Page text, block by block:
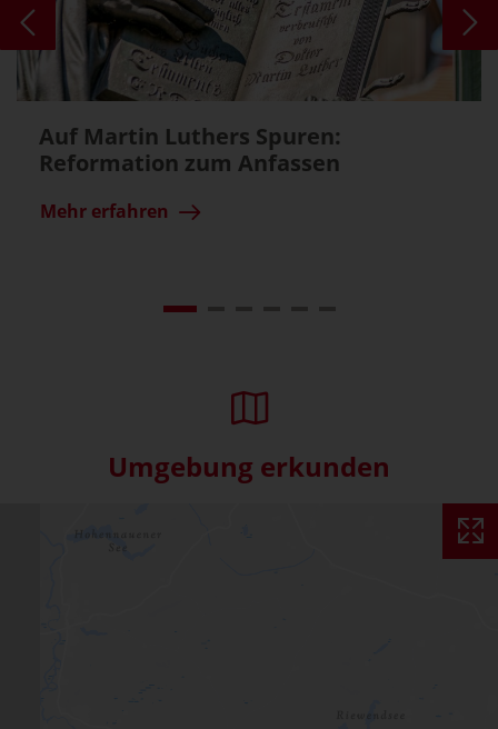
Auf Martin Luthers Spuren:
Reformation zum Anfassen
Mehr erfahren
Umgebung erkunden
Interaktive Karte